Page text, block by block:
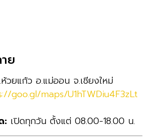
ย
วยแก้ว อ.แม่ออน จ.เชียงใหม่
goo.gl/maps/U1hTWDiu4F3zLt
: เปิดทุกวัน ตั้งแต่ 08.00-18.00 น.